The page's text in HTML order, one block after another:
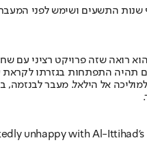
התשעים ושימש לפני
רואה שזה פרויקט רציני עם
תהיה התפתחות בגזרתו
איתיחאד רושמת עונה חלשה ומדורגת במקום השישי בלבד בליגה אחרי 17
unhappy with Al-